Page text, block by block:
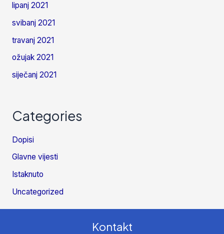
lipanj 2021
svibanj 2021
travanj 2021
ožujak 2021
siječanj 2021
Categories
Dopisi
Glavne vijesti
Istaknuto
Uncategorized
Kontakt